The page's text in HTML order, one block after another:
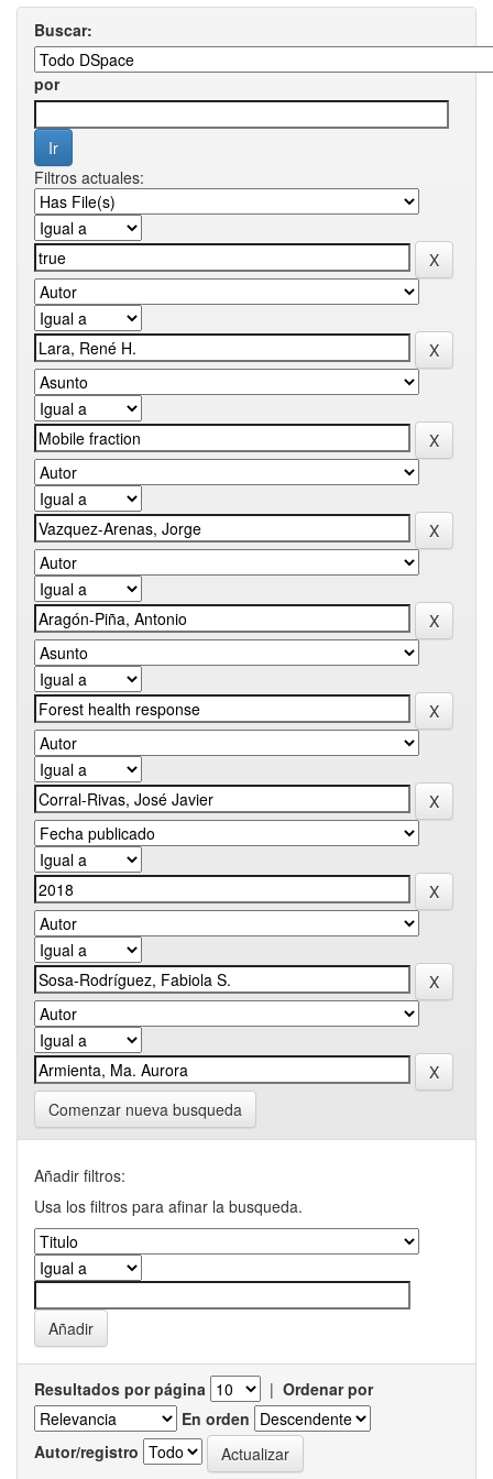
Buscar:
por
Filtros actuales:
Comenzar nueva busqueda
Añadir filtros:
Usa los filtros para afinar la busqueda.
Resultados por página | Ordenar por
En orden
Autor/registro